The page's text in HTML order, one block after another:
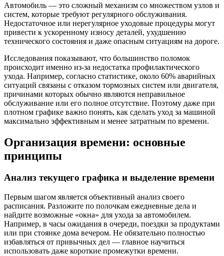
Автомобиль — это сложный механизм со множеством узлов и
систем, которые требуют регулярного обслуживания.
Недостаточное или нерегулярное уходовые процедуры могут
привести к ускоренному износу деталей, ухудшению
технического состояния и даже опасным ситуациям на дороге.
Исследования показывают, что большинство поломок
происходит именно из-за недостатка профилактического
ухода. Например, согласно статистике, около 60% аварийных
ситуаций связаны с отказом тормозных систем или двигателя,
причинами которых обычно являются неправильное
обслуживание или его полное отсутствие. Поэтому даже при
плотном графике важно понять, как сделать уход за машиной
максимально эффективным и менее затратным по времени.
Организация времени: основные
принципы
Анализ текущего графика и выделение времени
Первым шагом является объективный анализ своего
расписания. Разложите по полочкам ежедневные дела и
найдите возможные «окна» для ухода за автомобилем.
Например, в часы ожидания в очереди, поездки за продуктами
или при стоянке дома вечером. Не обязательно полностью
избавляться от привычных дел — главное научиться
использовать даже короткие промежутки времени.